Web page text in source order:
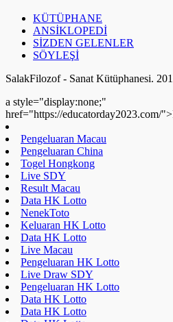
KÜTÜPHANE
ANSİKLOPEDİ
SİZDEN GELENLER
SÖYLEŞİ
SalakFilozof - Sanat Kütüphanesi.
a style="display:none;"
href="https://educatorday2023.com/
Pengeluaran Macau
Pengeluaran China
Togel Hongkong
Live SDY
Result Macau
Data HK Lotto
NenekToto
Keluaran HK Lotto
Data HK Lotto
Live Macau
Pengeluaran HK Lotto
Live Draw SDY
Pengeluaran HK Lotto
Data HK Lotto
Data HK Lotto